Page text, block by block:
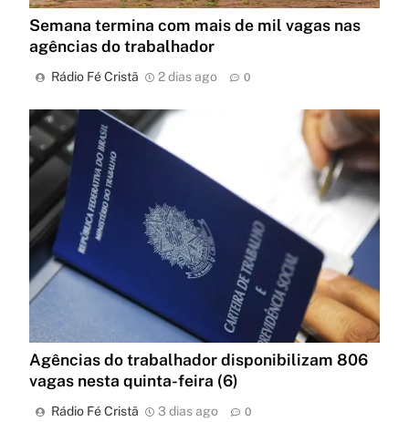
Semana termina com mais de mil vagas nas
agências do trabalhador
Rádio Fé Cristã 2 dias ago 0
Agências do trabalhador disponibilizam 806
vagas nesta quinta-feira (6)
Rádio Fé Cristã 3 dias ago 0